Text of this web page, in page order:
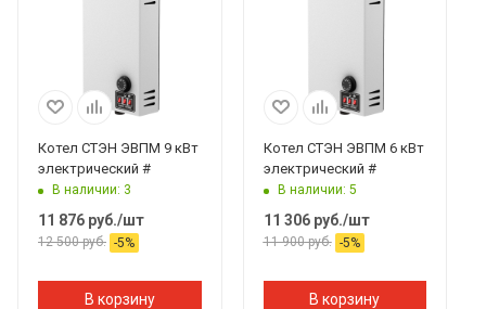
Котел СТЭН ЭВПМ 9 кВт
электрический #
В наличии: 3
11 876 руб./шт
12 500руб. -5%
В корзину
Котел СТЭН ЭВПМ 6 кВт
электрический #
В наличии: 5
11 306руб./шт
11 900руб. -5%
В корзину